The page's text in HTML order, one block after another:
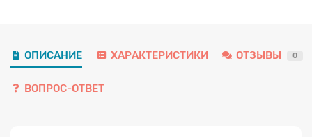
ОПИСАНИЕ ХАРАКТЕРИСТИКИ ОТЗЫВЫ 0
ВОПРОС-ОТВЕТ